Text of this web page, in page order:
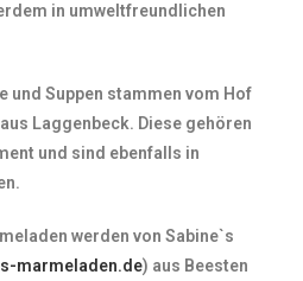
in umweltfreundlichen
und Suppen stammen vom Hof
Laggenbeck. Diese gehören
und sind ebenfalls in
werden von Sabine`s
marmeladen.de) aus Beesten